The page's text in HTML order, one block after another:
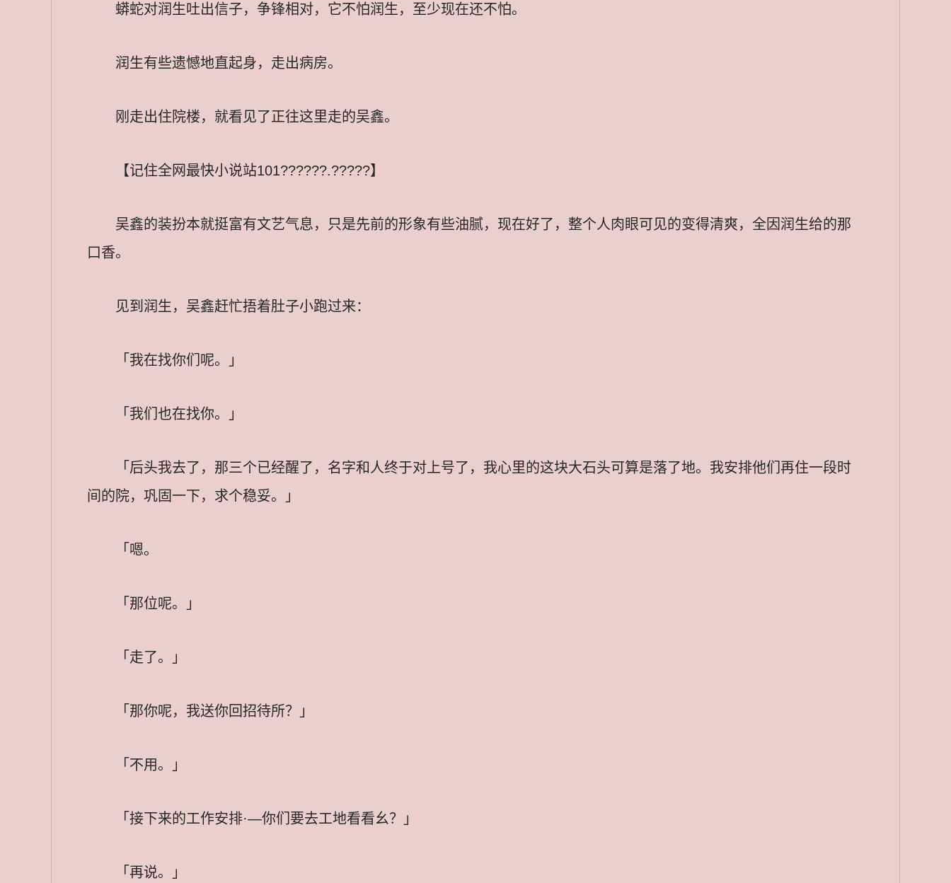
蟒蛇对润生吐出信子，争锋相对，它不怕润生，至少现在还不怕。
润生有些遗憾地直起身，走出病房。
刚走出住院楼，就看见了正往这里走的吴鑫。
【记住全网最快小说站101??????.?????】
吴鑫的装扮本就挺富有文艺气息，只是先前的形象有些油腻，现在好了，整个人肉眼可见的变得清爽，全因润生给的那
口香。
见到润生，吴鑫赶忙捂着肚子小跑过来：
「我在找你们呢。」
「我们也在找你。」
「后头我去了，那三个已经醒了，名字和人终于对上号了，我心里的这块大石头可算是落了地。我安排他们再住一段时
间的院，巩固一下，求个稳妥。」
「嗯。
「那位呢。」
「走了。」
「那你呢，我送你回招待所？」
「不用。」
「接下来的工作安排·—你们要去工地看看幺？」
「再说。」